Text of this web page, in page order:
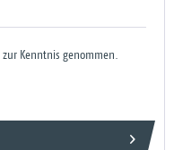
zur Kenntnis genommen.